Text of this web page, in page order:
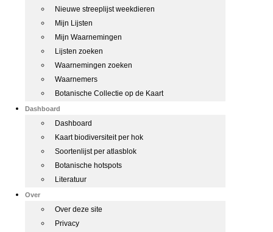
Nieuwe streeplijst weekdieren
Mijn Lijsten
Mijn Waarnemingen
Lijsten zoeken
Waarnemingen zoeken
Waarnemers
Botanische Collectie op de Kaart
Dashboard
Dashboard
Kaart biodiversiteit per hok
Soortenlijst per atlasblok
Botanische hotspots
Literatuur
Over
Over deze site
Privacy